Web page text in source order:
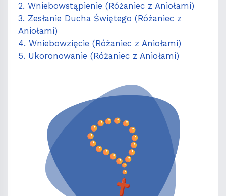
2. Wniebowstąpienie (Różaniec z Aniołami)
3. Zesłanie Ducha Świętego (Różaniec z
Aniołami)
4. Wniebowzięcie (Różaniec z Aniołami)
5. Ukoronowanie (Różaniec z Aniołami)